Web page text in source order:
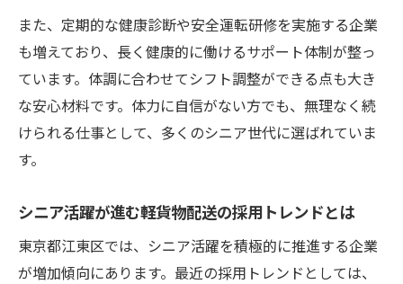
また、定期的な健康診断や安全運転研修を実施する企業
も増えており、長く健康的に働けるサポート体制が整っ
ています。体調に合わせてシフト調整ができる点も大き
な安心材料です。体力に自信がない方でも、無理なく続
けられる仕事として、多くのシニア世代に選ばれていま
す。
シニア活躍が進む軽貨物配送の採用トレンドとは
東京都江東区では、シニア活躍を積極的に推進する企業
が増加傾向にあります。最近の採用トレンドとしては、